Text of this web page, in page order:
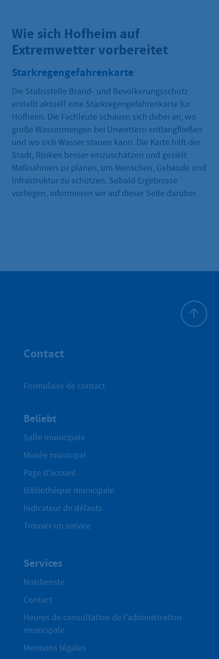
Wie sich Hofheim auf
Extremwetter vorbereitet
Starkregengefahrenkarte
Die Stabsstelle Brand- und Bevölkerungsschutz
erstellt aktuell eine Starkregengefahrenkarte für
Hofheim. Die Fachleute schauen sich dabei an, wo
große Wassermengen bei Unwettern entlangfließen
und wo sich Wasser stauen kann. Die Karte hilft der
Stadt, Risiken besser einzuschätzen und gezielt
Maßnahmen zu planen, um Menschen, Gebäude und
Infrastruktur zu schützen. Sobald Ergebnisse
vorliegen, informieren wir auf dieser Seite darüber.
Contact
Formulaire de contact
Beliebt
Salle municipale
Musée municipal
Page d'accueil
Bibliothèque municipale
Indicateur de défauts
Trouver un service
Services
Notdienste
Contact
Heures de consultation de l'administration
municipale
Mentions légales